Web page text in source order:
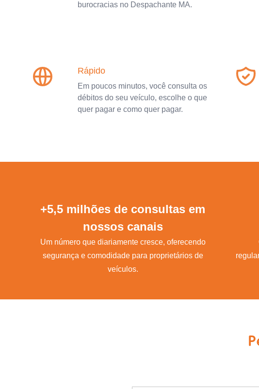
burocracias no Despachante MA.
Rápido
Em poucos minutos, você consulta os
débitos do seu veículo, escolhe o que
quer pagar e como quer pagar.
+5,5 milhões de consultas em
nossos canais
Um número que diariamente cresce, oferecendo
segurança e comodidade para proprietários de
veículos.